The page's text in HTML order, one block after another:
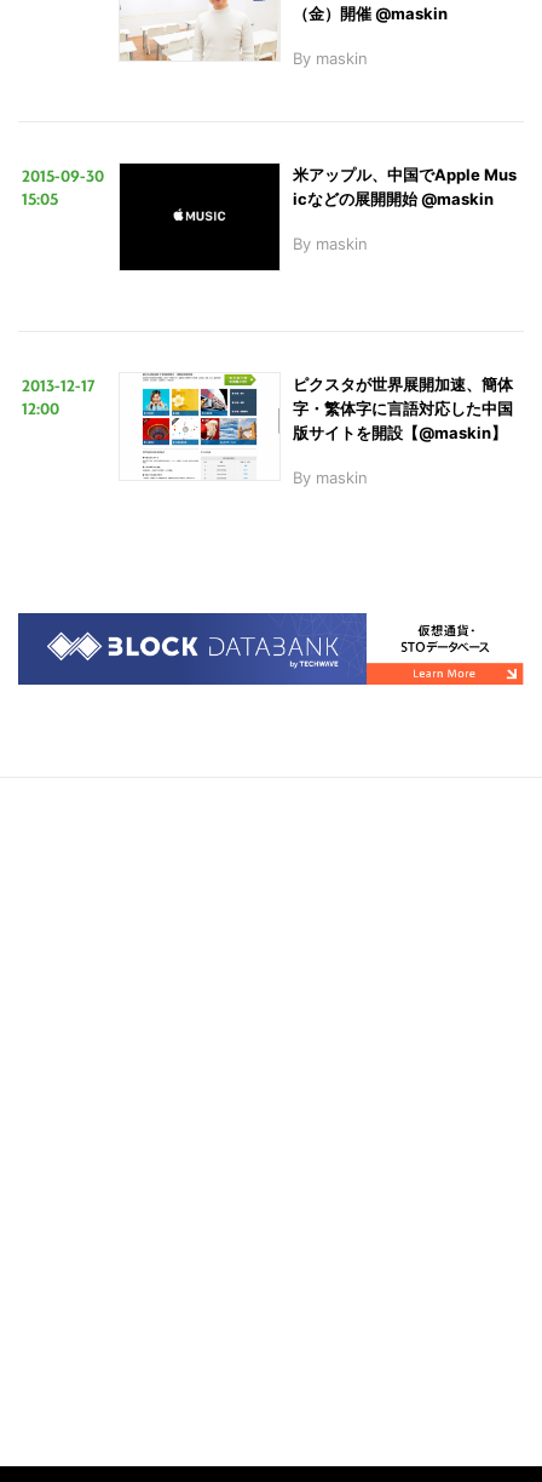
（金）開催 @maskin
By maskin
2015-09-30
15:05
米アップル、中国でApple Mus
icなどの展開開始 @maskin
By maskin
2013-12-17
12:00
ピクスタが世界展開加速、簡体
字・繁体字に言語対応した中国
版サイトを開設【@maskin】
By maskin